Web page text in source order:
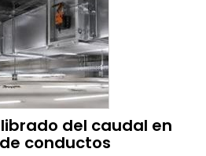
del caudal en
conductos